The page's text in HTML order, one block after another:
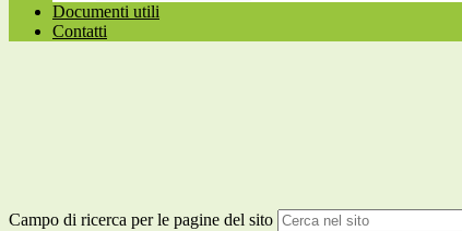
Documenti utili
Contatti
Campo di ricerca per le pagine del sito